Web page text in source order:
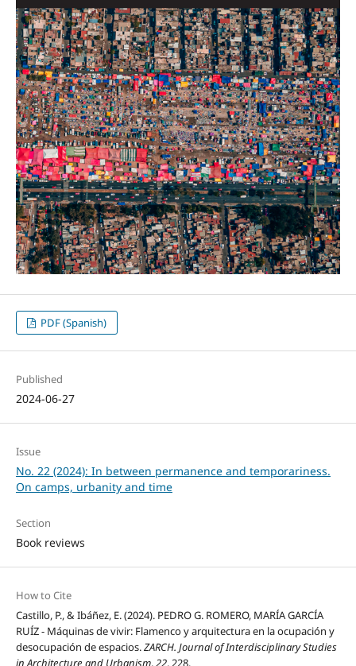
PDF (Spanish)
Published
2024-06-27
Issue
No. 22 (2024): In between permanence and temporariness.
On camps, urbanity and time
Section
Book reviews
How to Cite
Castillo, P., & Ibáñez, E. (2024). PEDRO G. ROMERO, MARÍA GARCÍA
RUÍZ - Máquinas de vivir: Flamenco y arquitectura en la ocupación y
desocupación de espacios.ZARCH. Journal of Interdisciplinary Studies
in Architecture and Urbanism,22, 228.